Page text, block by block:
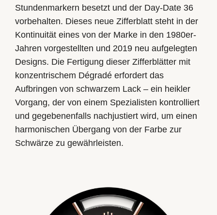
Stunden­markern besetzt und der Day‑Date 36
vorbehalten. Dieses neue Zifferblatt steht in der
Kontinuität eines von der Marke in den 1980er-
Jahren vorgestellten und 2019 neu aufgelegten
Designs. Die Fertigung dieser Zifferblätter mit
konzentrischem Dégradé erfordert das
Aufbringen von schwarzem Lack – ein heikler
Vorgang, der von einem Spezialisten kontrolliert
und gegebenenfalls nachjustiert wird, um einen
harmonischen Übergang von der Farbe zur
Schwärze zu gewährleisten.